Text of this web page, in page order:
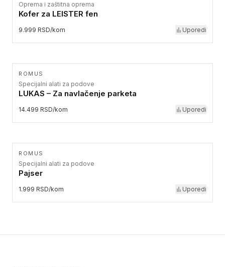
Oprema i zaštitna oprema
Kofer za LEISTER fen
9.999 RSD/kom Uporedi
ROMUS
Specijalni alati za podove
LUKAS – Za navlačenje parketa
14.499 RSD/kom Uporedi
ROMUS
Specijalni alati za podove
Pajser
1.999 RSD/kom Uporedi